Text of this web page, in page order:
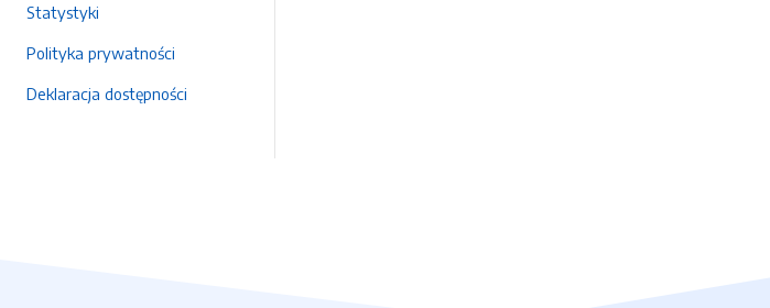
Statystyki
Polityka prywatności
Deklaracja dostępności